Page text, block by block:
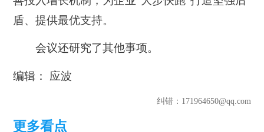
盾、提供最优支持。
会议还研究了其他事项。
编辑： 应波
纠错：171964650@qq.com